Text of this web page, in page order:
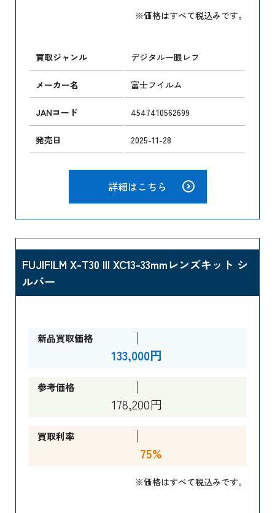
※価格はすべて税込みです。
買取ジャンル デジタル一眼レフ
メーカー名 富士フイルム
JANコード 4547410562699
発売日 2025-11-28
詳細はこちら
FUJIFILM X-T30 III XC13-33mmレンズキット シ
ルバー
新品買取価格
133,000円
参考価格
178,200円
買取利率
75%
※価格はすべて税込みです。